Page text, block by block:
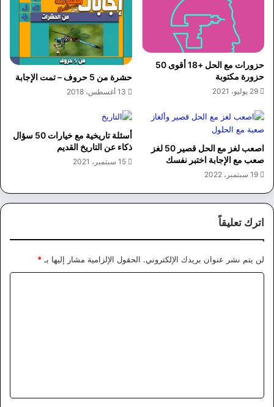
حزورات مع الحل +18 أقوى 50
حزورة مكتوبة
29 يوليو، 2021
حشرة من 5 حروف – تمت الإجابة
13 أغسطس، 2018
اصعب لغز مع الحل قصير 50 لغز
صعب مع الإجابة اختبر نفسك
19 سبتمبر، 2022
أسئلة تاريخية مع خيارات 50 سؤال
ذكاء عن التاريخ القديم
15 سبتمبر، 2021
اترك تعليقاً
لن يتم نشر عنوان بريدك الإلكتروني. الحقول الإلزامية مشار إليها بـ *